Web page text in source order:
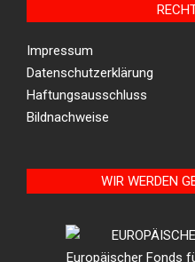
Impressum
Datenschutzerklärung
Haftungsausschluss
Bildnachweise
WIR WERDEN